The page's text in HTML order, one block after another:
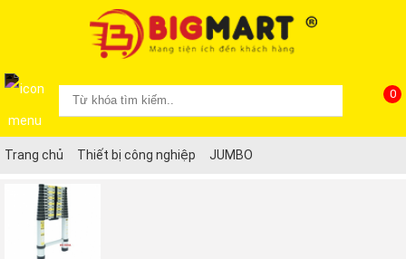
0
Trang chủ Thiết bị công nghiệp JUMBO